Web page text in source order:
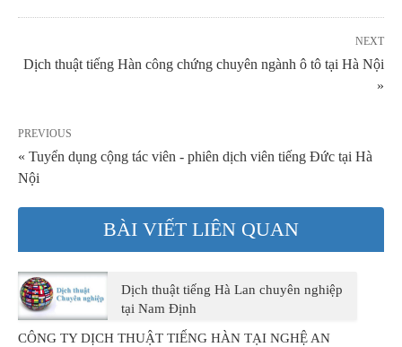
NEXT
Dịch thuật tiếng Hàn công chứng chuyên ngành ô tô tại Hà Nội
»
PREVIOUS
« Tuyển dụng cộng tác viên - phiên dịch viên tiếng Đức tại Hà
Nội
BÀI VIẾT LIÊN QUAN
Dịch thuật tiếng Hà Lan chuyên nghiệp
tại Nam Định
CÔNG TY DỊCH THUẬT TIẾNG HÀN TẠI NGHỆ AN